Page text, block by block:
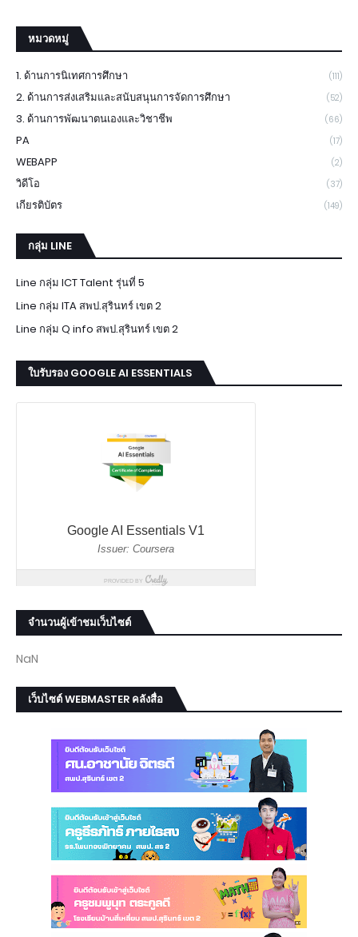
หมวดหมู่
1. ด้านการนิเทศการศึกษา (111)
2. ด้านการส่งเสริมและสนับสนุนการจัดการศึกษา (52)
3. ด้านการพัฒนาตนเองและวิชาชีพ (66)
PA (17)
WEBAPP (2)
วิดีโอ (37)
เกียรติบัตร (149)
กลุ่ม LINE
Line กลุ่ม ICT Talent รุ่นที่ 5
Line กลุ่ม ITA สพป.สุรินทร์ เขต 2
Line กลุ่ม Q info สพป.สุรินทร์ เขต 2
ใบรับรอง GOOGLE AI ESSENTIALS
จำนวนผู้เข้าชมเว็บไซต์
NaN
เว็บไซต์ WEBMASTER คลังสื่อ